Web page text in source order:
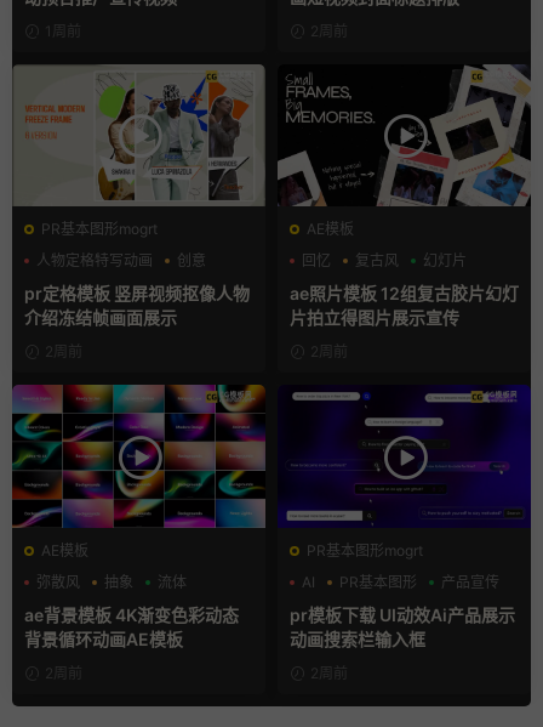
1周前 2周前
PR基本图形mogrt
人物定格特写动画
创意
动态海报
pr定格模板 竖屏视频抠像人物
介绍冻结帧画面展示
2周前
AE模板
回忆
复古风 幻灯片
ae照片模板 12组复古胶片幻灯
片拍立得图片展示宣传
2周前
AE模板
弥散风
抽象 流体
ae背景模板 4K渐变色彩动态
背景循环动画AE模板
2周前
PR基本图形mogrt
AI
PR基本图形 产品宣传
pr模板下载 UI动效Ai产品展示
动画搜索栏输入框
2周前